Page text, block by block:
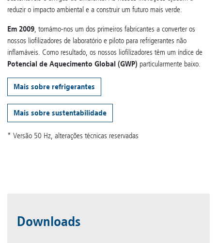
reduzir o impacto ambiental e a construir um futuro mais verde.
Em 2009, tornámo-nos um dos primeiros fabricantes a converter os
nossos liofilizadores de laboratório e piloto para refrigerantes não
inflamáveis. Como resultado, os nossos liofilizadores têm um índice de
Potencial de Aquecimento Global (GWP) particularmente baixo.
Mais sobre refrigerantes
Mais sobre sustentabilidade
* Versão 50 Hz, alterações técnicas reservadas
Downloads